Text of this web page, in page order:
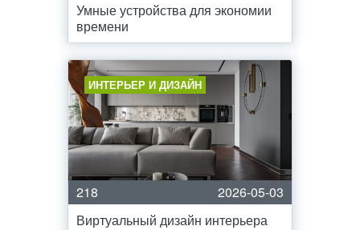
Умные устройства для экономии
времени
ИНТЕРЬЕР И ДИЗАЙН
218
2026-05-03
Виртуальный дизайн интерьера